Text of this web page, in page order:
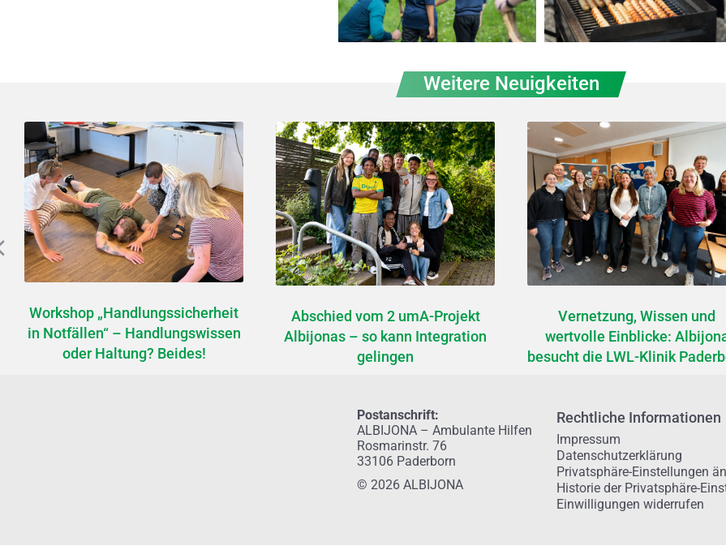
Weitere Neuigkeiten
Workshop „Handlungssicherheit
in Notfällen“ – Handlungswissen
oder Haltung? Beides!
Abschied vom 2 umA-Projekt
Albijonas – so kann Integration
gelingen
Vernetzung, Wissen und
wertvolle Einblicke:
besucht die LWL-Klinik
Postanschrift:
ALBIJONA – Ambulante Hilfen
Rosmarinstr. 76
33106 Paderborn
© 2026 ALBIJONA
Rechtliche Informationen
Impressum
Datenschutzerklärung
Privatsphäre-Einstellungen
Historie der Privatsphäre-
Einwilligungen widerrufen